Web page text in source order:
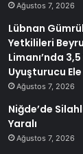
Ağustos 7, 2026
Lübnan
Yetkilileri
Limanı’nda
Uyuşturucu
Ağustos 7, 2026
Niğde’de
Yaralı
Ağustos 7, 2026